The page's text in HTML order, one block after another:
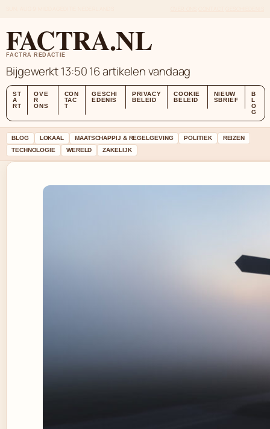
FACTRA.NL
FACTRA REDACTIE
Bijgewerkt 13:5016 artikelen vandaag
ST
A
RT
OVE
R
ONS
CON
TAC
T
GESCHI
EDENIS
PRIVACY
BELEID
COOKIE
BELEID
NIEUW
SBRIEF
B
L
O
G
BLOG LOKAAL MAATSCHAPPIJ & REGELGEVING POLITIEK
REIZEN
TECHNOLOGIE
WERELD ZAKELIJK